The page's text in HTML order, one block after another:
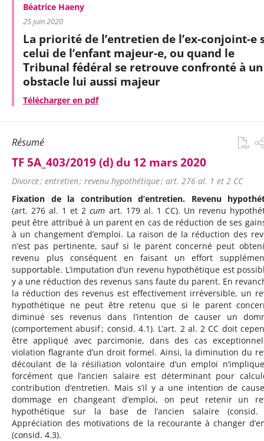
Béatrice Haeny
25 juin 2020
La priorité de l’entretien de l’ex-conjoint-e
celui de l’enfant majeur-e, ou quand le
Tribunal fédéral se retrouve confronté à un
obstacle lui aussi majeur
Télécharger en pdf
Résumé
TF 5A_403/2019 (d) du 12 mars 2020
Divorce ; entretien ; revenu hypothétique ; art. 276 al. 1 et 2 CC
Fixation de la contribution d’entretien. Revenu
(art. 276 al. 1 et 2cum art. 179 al. 1 CC). Un revenu
peut être attribué à un parent en cas de réduction de ses
à un changement d’emploi. La raison de la réduction des
n’est pas pertinente, sauf si le parent concerné peut
revenu plus conséquent en faisant un effort
supportable. L’imputation d’un revenu hypothétique est
y a une réduction des revenus sans faute du parent. En
la réduction des revenus est effectivement irréversible, un
hypothétique ne peut être retenu que si le parent
diminué ses revenus dans l’intention de causer un
(comportement abusif ; consid. 4.1). L’art. 2 al. 2 CC doit
être appliqué avec parcimonie, dans des cas
violation flagrante d’un droit formel. Ainsi, la diminution du
découlant de la résiliation volontaire d’un emploi
forcément que l’ancien salaire est déterminant pour
contribution d’entretien. Mais s’il y a une intention de
dommage en changeant d’emploi, on peut retenir un
hypothétique sur la base de l’ancien salaire (consid.
Appréciation des motivations de la recourante à changer
(consid. 4.3).